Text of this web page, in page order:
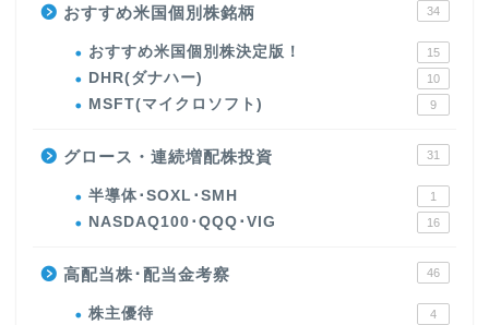
おすすめ米国個別株銘柄 34
おすすめ米国個別株決定版！ 15
DHR(ダナハー) 10
MSFT(マイクロソフト) 9
グロース・連続増配株投資 31
半導体･SOXL･SMH 1
NASDAQ100･QQQ･VIG 16
高配当株･配当金考察 46
株主優待 4